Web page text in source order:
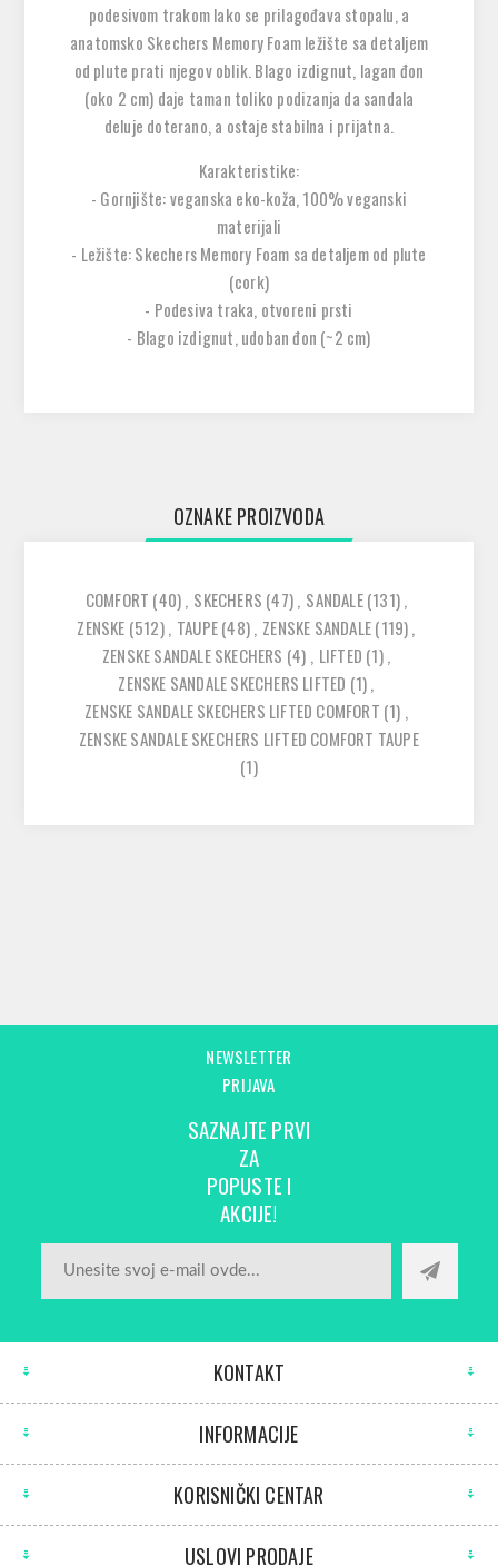
podesivom trakom lako se prilagođava stopalu, a
anatomsko Skechers Memory Foam ležište sa detaljem
od plute prati njegov oblik. Blago izdignut, lagan đon
(oko 2 cm) daje taman toliko podizanja da sandala
deluje doterano, a ostaje stabilna i prijatna.
Karakteristike:
- Gornjište: veganska eko-koža, 100% veganski
materijali
- Ležište: Skechers Memory Foam sa detaljem od plute
(cork)
- Podesiva traka, otvoreni prsti
- Blago izdignut, udoban đon (~2 cm)
OZNAKE PROIZVODA
COMFORT (40), SKECHERS (47), SANDALE(131),
ZENSKE (512), TAUPE(48), ZENSKE SANDALE(119),
ZENSKE SANDALE SKECHERS (4) , LIFTED (1),
ZENSKE SANDALE SKECHERS LIFTED (1),
ZENSKE SANDALE SKECHERS LIFTED COMFORT (1) ,
ZENSKE SANDALE SKECHERS LIFTED COMFORT TAUPE
(1)
NEWSLETTER
PRIJAVA
SAZNAJTE PRVI
ZA
POPUSTE I
AKCIJE!
KONTAKT
INFORMACIJE
KORISNIČKI CENTAR
USLOVI PRODAJE